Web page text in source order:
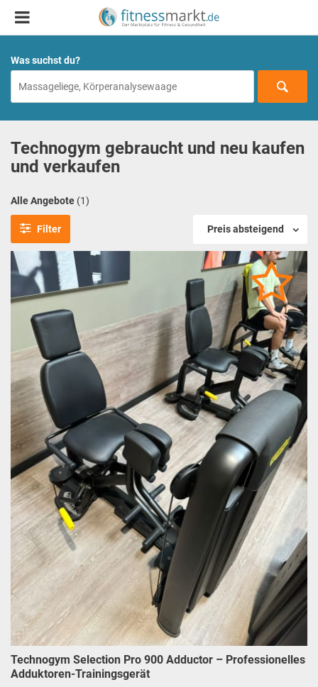
Was suchst du?
Technogym gebraucht und neu kaufen
und verkaufen
Alle Angebote (1)
Filter Preis absteigend
Technogym Selection Pro 900 Adductor – Professionelles
Adduktoren-Trainingsgerät